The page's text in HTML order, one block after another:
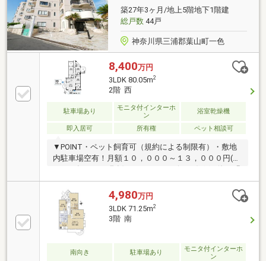
築27年3ヶ月/地上5階地下1階建
総戸数44戸
神奈川県三浦郡葉山町一色
8,400万円
3LDK 80.05m2
2階 西
駐車場あり
モニタ付インターホ
ン
浴室乾燥機
即入居可 所有権 ペット相談可
▼POINT・ペット飼育可（規約による制限有）・敷地
内駐車場空有！月額１０，０００～１３，０００円(２
０２４年１１月現在)・オーシャンビュー住戸・海と緑
の自然が魅力の葉山一色エリア・建物を出るとすぐ目
の前に海岸あり・玄関ポーチでプライベート空間を演
出・ウォークインクローゼットなど収納スペース充
実・南向きにつき陽当り・通風良好・共用部に３６０
度ビューの共用スカイバルコニーあり▼設備・施設・
ＩＨクッキングヒーター・モニター付きオートロッ
ク・浴室換気乾燥暖房機・温水洗浄便座付トイレ・オ
4,980万円
3LDK 71.25m2
3階 南
南向き 駐車場あり
モニタ付インターホ
ン